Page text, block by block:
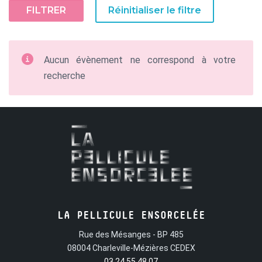
FILTRER Réinitialiser le filtre
Aucun évènement ne correspond à votre
recherche
LA PELLICULE ENSORCELÉE
Rue des Mésanges - BP 485
08004 Charleville-Mézières CEDEX